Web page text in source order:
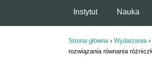
Instytut Nauka
Jesteś tutaj
Strona główna› Wydarzenia›
rozwiązania równania